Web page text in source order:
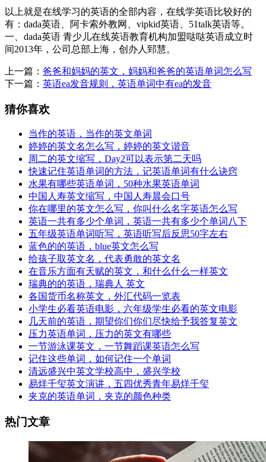
以上就是在线学习的英语的全部内容，在线学英语比较好的
有：dada英语、阿卡索外教网、vipkid英语、51talk英语等。
一、dada英语 青少儿在线英语教育机构加盟哒哒英语成立时
间2013年，公司总部上海，创办人郅慧。
上一篇： 爸爸和妈妈的英文，妈妈和爸爸的英语单词怎么写
下一篇： 英语ea发音规则，英语单词中有ea的发音
猜你喜欢
当作的英语，当作的英文单词
婷婷的英文名怎么写，婷婷的英文谐音
周二的英文缩写，Day2可以表示第二天吗
快速记住英语单词的方法，记英语单词有什么诀窍
水果有哪些英语单词，50种水果英语单词
中国人寿英文缩写，中国人寿晨会口号
你在哪里的英文怎么写，你叫什么名字英语怎么写
英语一共有多少个单词，英语一共有多少个单词八下
五年级英语单词听写，英语听写后反思50字左右
蓝色的的英语，blue英文怎么写
给孩子取英文名，代表勇敢的英文名
在音乐方面有天赋的英文，和什么什么一样英文
瑞典的的英语，瑞典人 英文
各国货币名称英文，外汇代码一览表
小学生必看英语电影，六年级学生必看的英文电影
几天前的英语，期望你们你们尽快给予我答复英文
压力英语单词，压力的英文有哪些
一节游泳课英文，一节舞蹈课英语怎么写
记住这些单词，如何记住一个单词
清远盛兴中英文学校高中，盛兴学校
易烊千玺英文演讲，五四优秀青年易烊千玺
夹克的英语单词，夹克的颜色种类
热门文章